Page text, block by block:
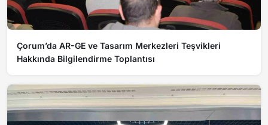
Çorum’da AR-GE ve Tasarım Merkezleri Teşvikleri
Hakkında Bilgilendirme Toplantısı